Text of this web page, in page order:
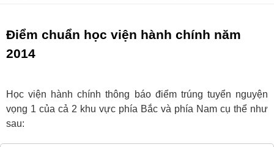
Điểm chuẩn học viện hành chính năm
2014
Học viện hành chính thông báo điểm trúng tuyển nguyện
vọng 1 của cả 2 khu vực phía Bắc và phía Nam cụ thể như
sau: